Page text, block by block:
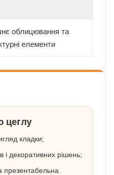
облицювання та
елементи
цеглу
кладки;
і декоративних рішень;
презентабельна